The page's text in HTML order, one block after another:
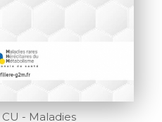
CU - Maladies